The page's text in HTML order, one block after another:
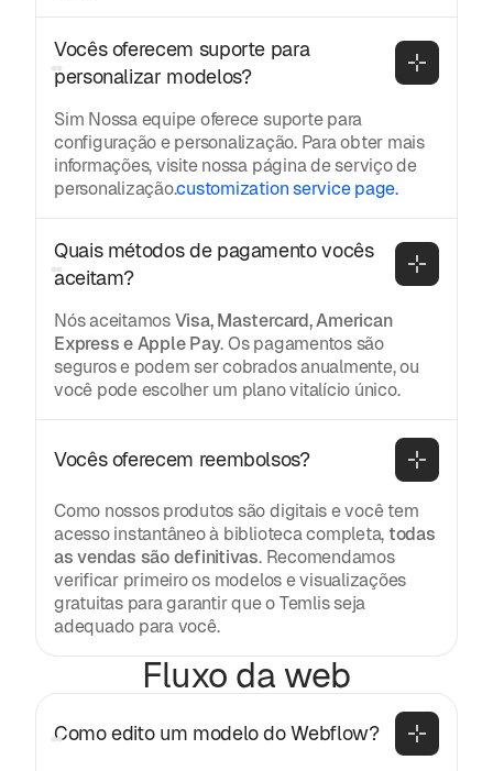
Vocês oferecem suporte para
personalizar modelos?
Sim Nossa equipe oferece suporte para
configuração e personalização. Para obter mais
informações, visite nossa página de serviço de
personalização.customization service page.
Quais métodos de pagamento vocês
aceitam?
Nós aceitamosVisa, Mastercard, American
Express e Apple Pay. Os pagamentos são
seguros e podem ser cobrados anualmente, ou
você pode escolher um plano vitalício único.
Vocês oferecem reembolsos?
Como nossos produtos são digitais e você tem
acesso instantâneo à biblioteca completa,todas
as vendas são definitivas. Recomendamos
verificar primeiro os modelos e visualizações
gratuitas para garantir que o Temlis seja
adequado para você.
Fluxo da web
Como edito um modelo do Webflow?